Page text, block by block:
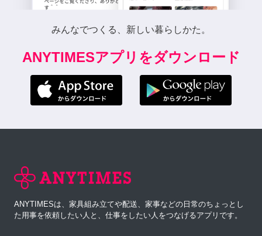
みんなでつくる、新しい暮らしかた。
ANYTIMESアプリをダウンロード
ANYTIMESは、家具組み立てや配送、家事などの日常のちょっとし
た用事を依頼したい人と、仕事をしたい人をつなげるアプリです。